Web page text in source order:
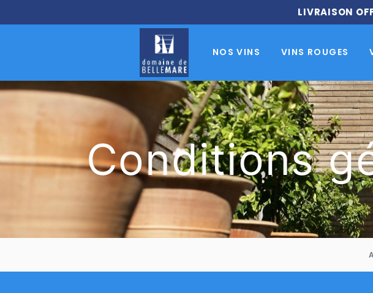
LIVRAISON
NOS VINS VINS ROUGES
Conditions